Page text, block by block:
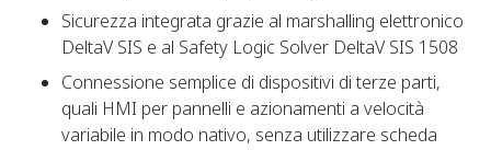
Sicurezza integrata grazie al marshalling elettronico
DeltaV SIS e al Safety Logic Solver DeltaV SIS 1508
Connessione semplice di dispositivi di terze parti,
quali HMI per pannelli e azionamenti a velocità
variabile in modo nativo, senza utilizzare scheda